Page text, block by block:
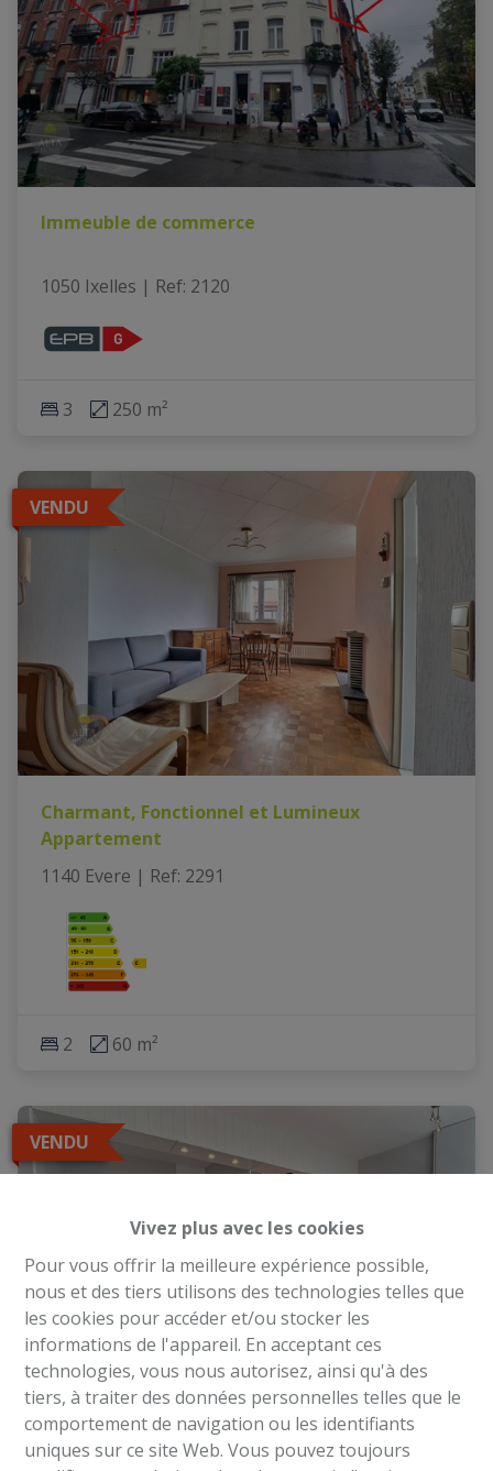
Vivez plus avec les cookies
Pour vous offrir la meilleure expérience possible,
nous et des tiers utilisons des technologies telles que
les cookies pour accéder et/ou stocker les
informations de l'appareil. En acceptant ces
technologies, vous nous autorisez, ainsi qu'à des
tiers, à traiter des données personnelles telles que le
comportement de navigation ou les identifiants
uniques sur ce site Web. Vous pouvez toujours
Immeuble de commerce
1050 Ixelles | Ref: 2120
3 250 m²
VENDU
Charmant, Fonctionnel et Lumineux
Appartement
1140 Evere | Ref: 2291
2 60 m²
VENDU
Appartement